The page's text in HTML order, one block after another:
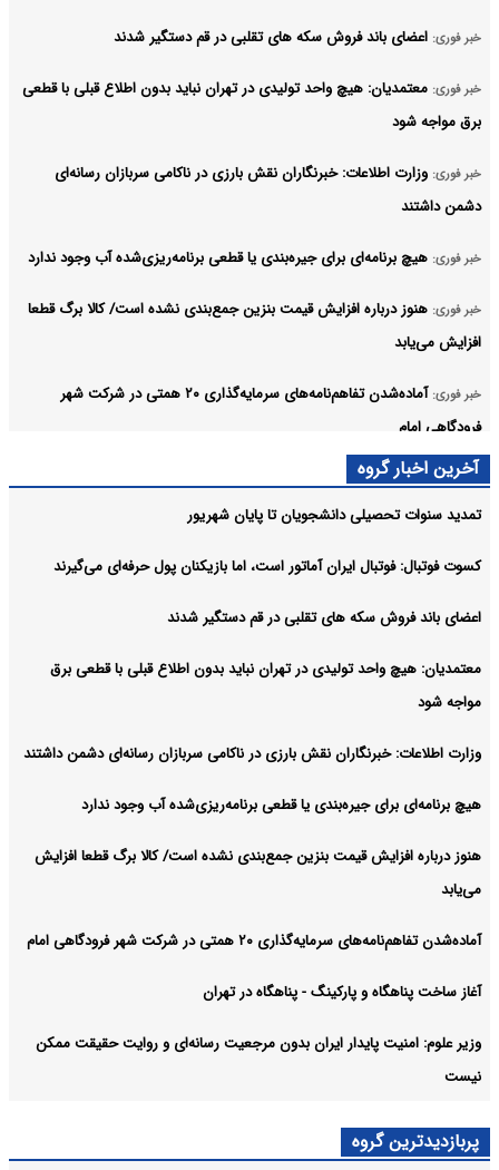
خبر فوری: اعضای باند فروش سکه های تقلبی در قم دستگیر شدند
خبر فوری: معتمدیان: هیچ واحد تولیدی در تهران نباید بدون اطلاع قبلی با قطعی
برق مواجه شود
خبر فوری: وزارت اطلاعات: خبرنگاران نقش بارزی در ناکامی سربازان رسانه‌ای
دشمن داشتند
خبر فوری: هیچ برنامه‌ای برای جیره‌بندی یا قطعی برنامه‌ریزی‌شده آب وجود ندارد
خبر فوری: هنوز درباره افزایش قیمت بنزین جمع‌بندی نشده است/ کالا برگ قطعا
افزایش می‌یابد
خبر فوری:
آماده‌شدن تفاهم‌نامه‌های سرمایه‌گذاری ۲۰ همتی در شرکت شهر
فرودگاهی امام
خبر فوری: آغاز ساخت پناهگاه و پارکینگ - پناهگاه در تهران
وزیر علوم: امنیت پایدار ایران بدون مرجعیت رسانه‌ای و روایت حقیقت
ممکن نیست
آخرین اخبار گروه
تمدید سنوات تحصیلی دانشجویان تا پایان شهریور
کسوت فوتبال: فوتبال ایران آماتور است، اما بازیکنان پول حرفه‌ای می‌گیرند
اعضای باند فروش سکه های تقلبی در قم دستگیر شدند
معتمدیان: هیچ واحد تولیدی در تهران نباید بدون اطلاع قبلی با قطعی برق
مواجه شود
وزارت اطلاعات: خبرنگاران نقش بارزی در ناکامی سربازان رسانه‌ای دشمن داشتند
هیچ برنامه‌ای برای جیره‌بندی یا قطعی برنامه‌ریزی‌شده آب وجود ندارد
هنوز درباره افزایش قیمت بنزین جمع‌بندی نشده است/ کالا برگ قطعا افزایش
می‌یابد
آماده‌شدن تفاهم‌نامه‌های سرمایه‌گذاری ۲۰ همتی در شرکت شهر فرودگاهی امام
آغاز ساخت پناهگاه و پارکینگ - پناهگاه در تهران
وزیر علوم: امنیت پایدار ایران بدون مرجعیت رسانه‌ای و روایت حقیقت ممکن
نیست
پربازدیدترین گروه